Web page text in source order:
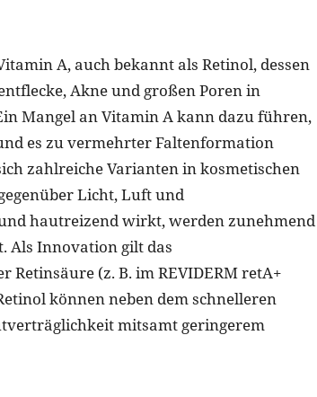
A, auch bekannt als Retinol, dessen
Akne und großen Poren in
Mangel an Vitamin A kann dazu führen,
es zu vermehrter Faltenformation
zahlreiche Varianten in kosmetischen
Licht, Luft und
hautreizend wirkt, werden zunehmend
Als Innovation gilt das
(z. B. im REVIDERM retA+
können neben dem schnelleren
mitsamt geringerem